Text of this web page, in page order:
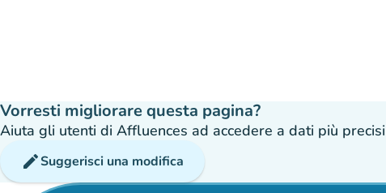
Vorresti migliorare questa pagina?
Aiuta gli utenti di Affluences ad accedere a dati più
editSuggerisci una modifica